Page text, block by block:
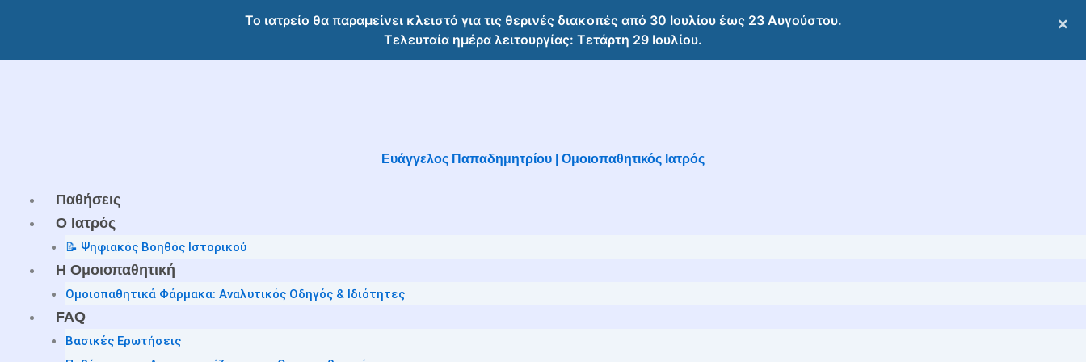
Το ιατρείο θα παραμείνει κλειστό για τις θερινές διακοπές από 30 Ιουλίου έως 23 Αυγούστου.
Τελευταία ημέρα λειτουργίας: Τετάρτη 29 Ιουλίου.
×
περιεχόμενο
Ευάγγελος Παπαδημητρίου | Ομοιοπαθητικός Ιατρός
Παθήσεις
O Ιατρός
📝 Ψηφιακός Βοηθός Ιστορικού
Η Ομοιοπαθητική
Ομοιοπαθητικά Φάρμακα: Αναλυτικός Οδηγός & Ιδιότητες
FAQ
Βασικές Ερωτήσεις